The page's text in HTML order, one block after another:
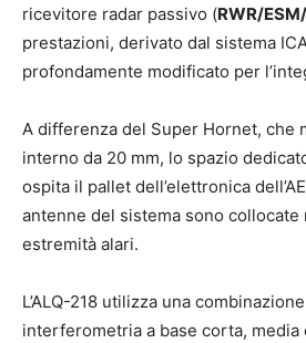
ricevitore radar passivo (RWR/
prestazioni, derivato dal sistema
profondamente modificato per
A differenza del Super Hornet, che
interno da 20 mm, lo spazio
ospita il pallet dell’elettronica
antenne del sistema sono collocate
estremità alari.
L’ALQ-218 utilizza una
interferometria a base corta, media